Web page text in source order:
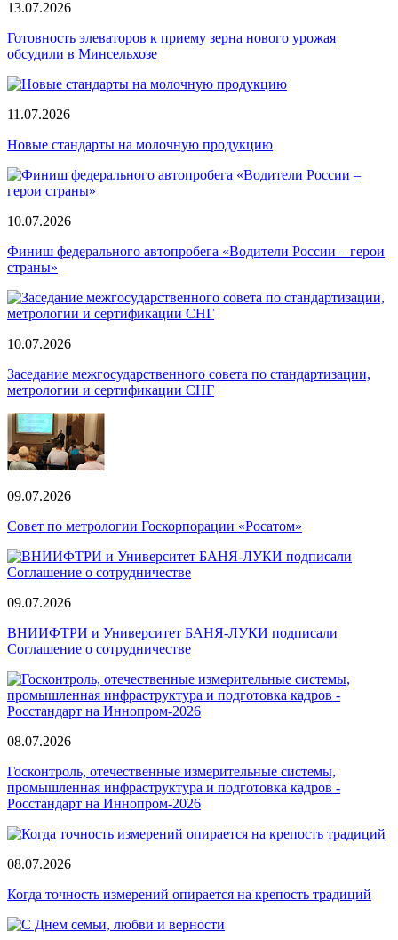
13.07.2026
Готовность элеваторов к приему зерна нового урожая
обсудили в Минсельхозе
11.07.2026
Новые стандарты на молочную продукцию
10.07.2026
Финиш федерального автопробега «Водители России – герои
страны»
10.07.2026
Заседание межгосударственного совета по стандартизации,
метрологии и сертификации СНГ
09.07.2026
Совет по метрологии Госкорпорации «Росатом»
09.07.2026
ВНИИФТРИ и Университет БАНЯ-ЛУКИ подписали
Соглашение о сотрудничестве
08.07.2026
Госконтроль, отечественные измерительные системы,
промышленная инфраструктура и подготовка кадров -
Росстандарт на Иннопром-2026
08.07.2026
Когда точность измерений опирается на крепость традиций